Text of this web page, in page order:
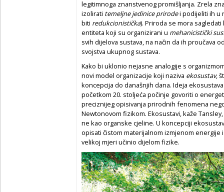
legitimnoga znanstvenog promišljanja. Zrela
izolirati temeljne jedinice prirodei podijeliti ih u
biti redukcionistička). Priroda se mora
entiteta koji su organizirani u mehanicistički
svih dijelova sustava, na način da ih proučava
svojstva ukupnog sustava.
Kako bi uklonio nejasne analogije s
novi model organizacije koji naziva ekosustav,
koncepcija do današnjih dana. Ideja
početkom 20. stoljeća počinje govoriti o
preciznijeg opisivanja prirodnih fenomena
Newtonovom fizikom. Ekosustavi, kaže
ne kao organske cjeline. U koncepciji
opisati čistom materijalnom izmjenom energije
velikoj mjeri učinio dijelom fizike.